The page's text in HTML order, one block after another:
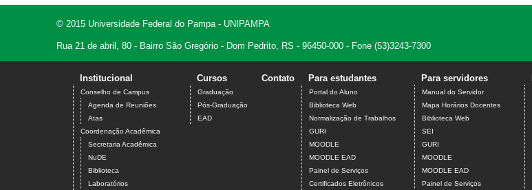
© 2015 Universidade Federal do Pampa - UNIPAMPA
Rua 21 de abril, 80 - Bairro São Gregório - Dom Pedrito, RS - 96450-000 - Fone (53)3243-7300
Institucional
Conselho de Campus
Agenda de Reuniões
Atas
Coordenação Acadêmica
Secretaria Acadêmica
NuDE
Biblioteca
Laboratórios
Cursos
Graduação
Pós-Graduação
EAD
Contato Para estudantes
Portal do Aluno
Biblioteca Web
Normalização de Trabalhos
GURI
MOODLE
MOODLE EAD
Painel de Serviços
Certificados Eletrônicos
Para servidores
Manual do Servidor
Mapa Horários Docentes
Biblioteca Web
SEI
GURI
MOODLE
MOODLE EAD
Painel de Serviços